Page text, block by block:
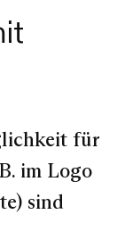
für
im Logo
sind